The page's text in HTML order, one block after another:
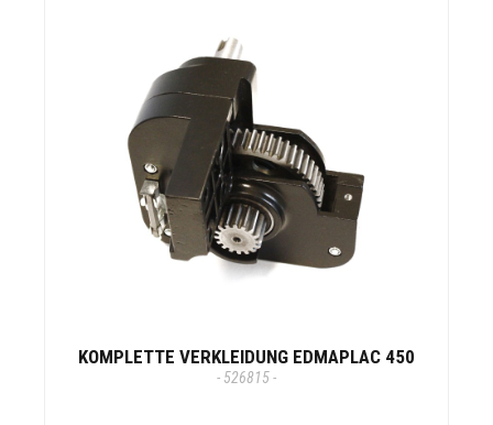
KOMPLETTE VERKLEIDUNG EDMAPLAC 450
- 526815 -